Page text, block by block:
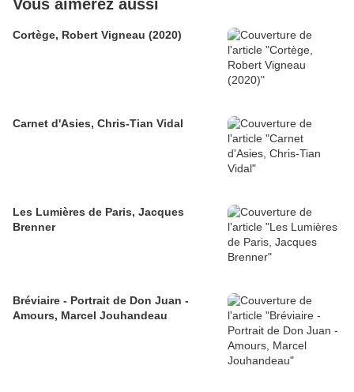
Vous aimerez aussi
Cortège, Robert Vigneau (2020)
Carnet d'Asies, Chris-Tian Vidal
Les Lumières de Paris, Jacques
Brenner
Bréviaire - Portrait de Don Juan -
Amours, Marcel Jouhandeau